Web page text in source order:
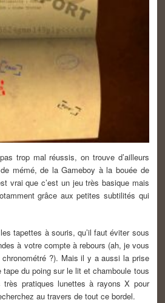
trop mal réussis, on trouve d’ailleurs
mémé, de la Gameboy à la bouée de
vrai que c’est un jeu très basique mais
grâce aux petites subtilités qui
tapettes à souris, qu’il faut éviter sous
à votre compte à rebours (ah, je vous
?). Mais il y a aussi la prise
du poing sur le lit et chamboule tous
pratiques lunettes à rayons X pour
au travers de tout ce bordel.